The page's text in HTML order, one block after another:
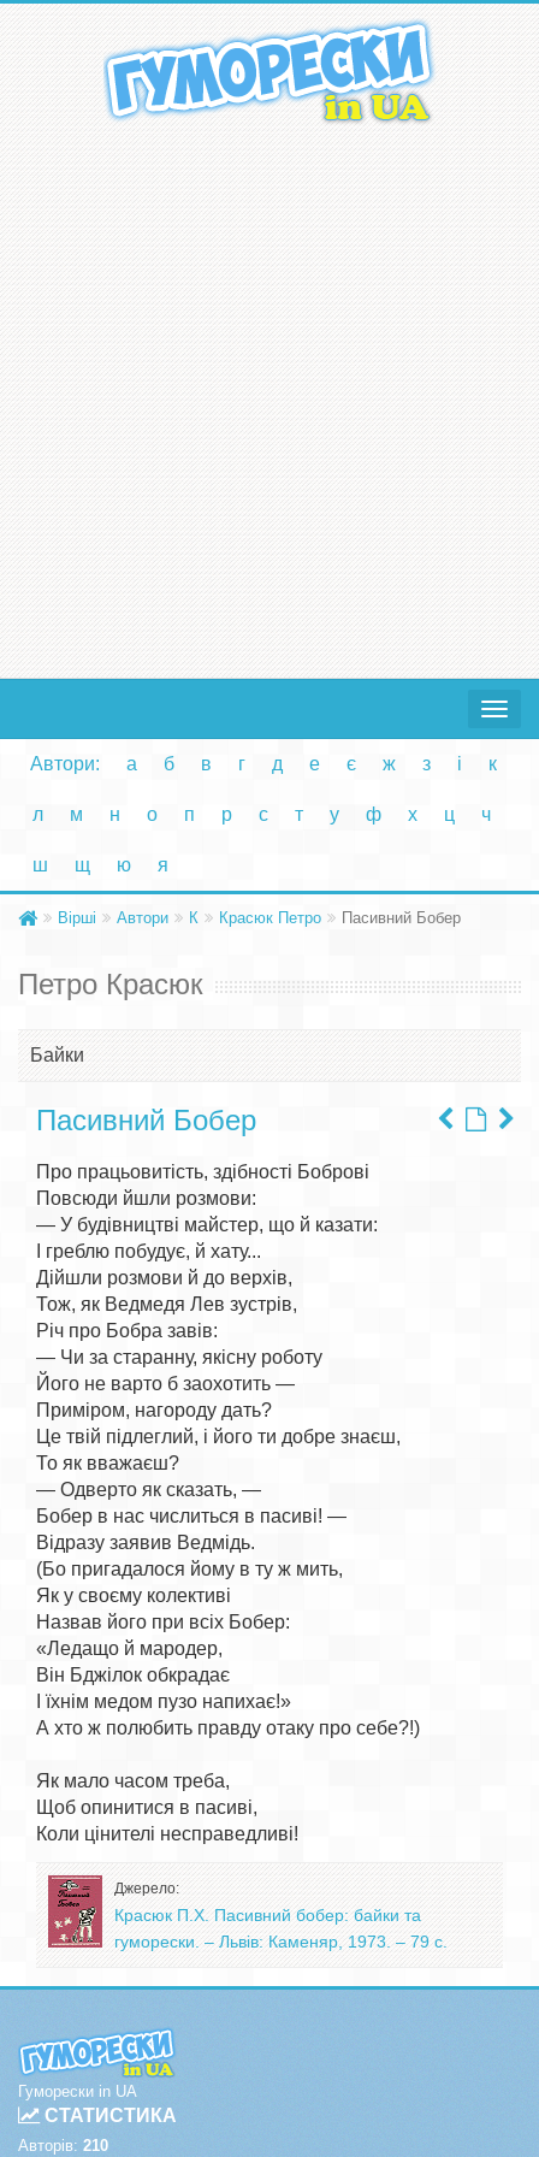
Toggle
Автори: а б в г д е є ж з і к
л м н о п р с т у ф х ц ч
ш щ ю я
Вірші Автори К Красюк Петро Пасивний Бобер
Петро Красюк
Байки
Пасивний Бобер
Про працьовитість, здібності Боброві
Повсюди йшли розмови:
— У будівництві майстер, що й казати:
І греблю побудує, й хату...
Дійшли розмови й до верхів,
Тож, як Ведмедя Лев зустрів,
Річ про Бобра завів:
— Чи за старанну, якісну роботу
Його не варто б заохотить —
Приміром, нагороду дать?
Це твій підлеглий, і його ти добре знаєш,
То як вважаєш?
— Одверто як сказать, —
Бобер в нас числиться в пасиві! —
Відразу заявив Ведмідь.
(Бо пригадалося йому в ту ж мить,
Як у своєму колективі
Назвав його при всіх Бобер:
«Ледащо й мародер,
Він Бджілок обкрадає
І їхнім медом пузо напихає!»
А хто ж полюбить правду отаку про себе?!)
Як мало часом треба,
Щоб опинитися в пасиві,
Джерело:
Красюк П.Х. Пасивний бобер: байки та
гуморески. – Львів: Каменяр, 1973. – 79 с.
Гуморески in UA
СТАТИСТИКА
Авторів: 210